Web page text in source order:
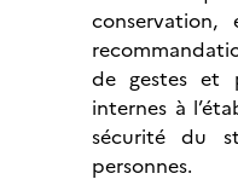
de gestes et
internes à
sécurité du
personnes.